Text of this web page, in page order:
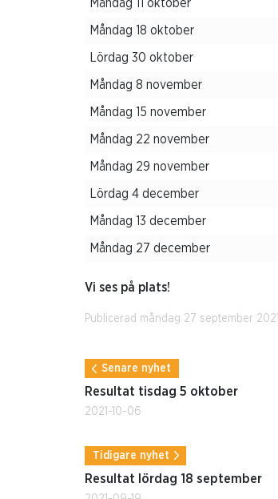
Måndag 11 oktober
Måndag 18 oktober
Lördag 30 oktober
Måndag 8 november
Måndag 15 november
Måndag 22 november
Måndag 29 november
Lördag 4 december
Måndag 13 december
Måndag 27 december
Vi ses på plats!
Publicerad måndag 27 september 2021.
Senare nyhet
Resultat tisdag 5 oktober
2021-10-06
Tidigare nyhet
Resultat lördag 18 september